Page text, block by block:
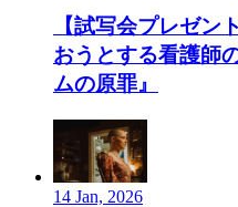
【試写会プレゼン
おうとする看護師
ムの原罪』
14 Jan, 2026